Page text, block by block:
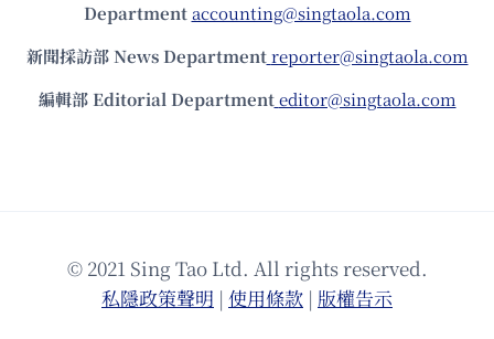
Department accounting@singtaola.com
新聞採訪部 News Department reporter@singtaola.com
編輯部 Editorial Department editor@singtaola.com
© 2021 Sing Tao Ltd. All rights reserved.
私隱政策聲明 | 使⽤條款 | 版權告⽰